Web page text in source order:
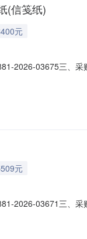
(信笺纸)
元
2026-03675三、
元
2026-03671三、